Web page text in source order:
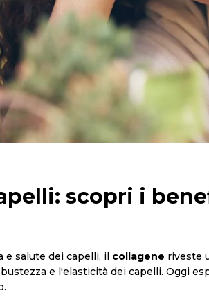
scopri i
e salute dei capelli, il collagene riveste
e l'elasticità dei capelli. Oggi